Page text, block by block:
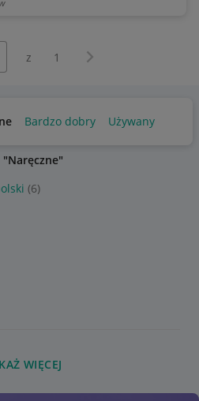
z 1 Następna strona
Bardzo dobry Używany
"Naręczne"
(6)
WIĘCEJ